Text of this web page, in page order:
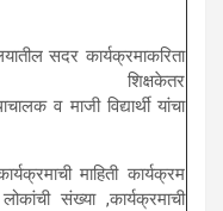
सदर कार्यक्रमाकरिता
शिक्षकेतर
व माजी विद्यार्थी यांचा
माहिती कार्यक्रम
संख्या ,कार्यक्रमाची